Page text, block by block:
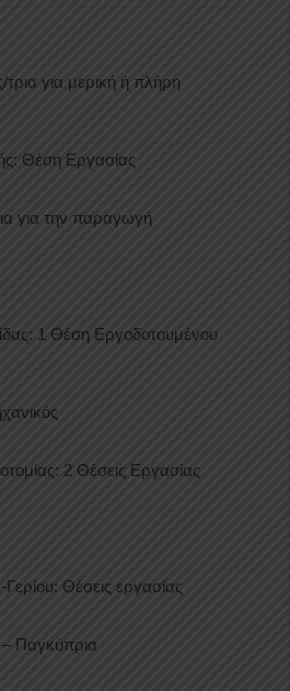
τρια για μερική ή πλήρη
Θέση Εργασίας
για την παραγωγή
1 Θέση Eργοδοτουμένου
2 Θέσεις Εργασίας
Θέσεις εργασίας
Παγκύπρια